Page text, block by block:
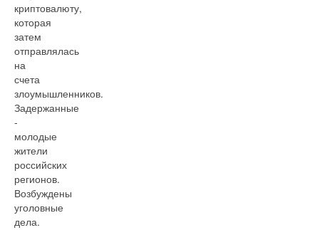
криптовалюту,
которая
затем
отправлялась
на
счета
злоумышленников.
Задержанные
-
молодые
жители
российских
регионов.
Возбуждены
уголовные
дела.